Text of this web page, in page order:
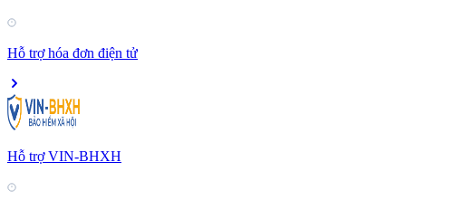
Hỗ trợ hóa đơn điện tử
Hỗ trợ VIN-BHXH